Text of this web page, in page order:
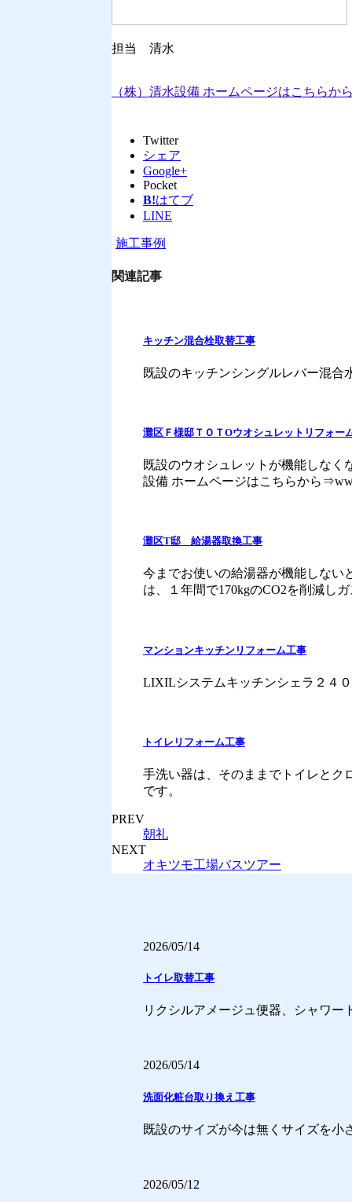
担当 清水
（株）清水設備 ホームページはこちらか
Twitter
シェア
Google+
Pocket
B!はてブ
LINE
-施工事例
関連記事
キッチン混合栓取替工事
既設のキッチンシングルレバー混
灘区Ｆ様邸ＴＯＴOウオシュレットリフォー
既設のウオシュレットが機能しな
設備 ホームページはこちらから
灘区T邸 給湯器取換工事
今までお使いの給湯器が機能しない
は、１年間で170kgのCO2を削減し
マンションキッチンリフォーム工事
LIXILシステムキッチンシェラ２４
トイレリフォーム工事
手洗い器は、そのままでトイレと
です。
PREV
朝礼
NEXT
オキツモ工場バスツアー
2026/05/14
トイレ取替工事
リクシルアメージュ便器、シャワ
2026/05/14
洗面化粧台取り換え工事
既設のサイズが今は無くサイズを
2026/05/12